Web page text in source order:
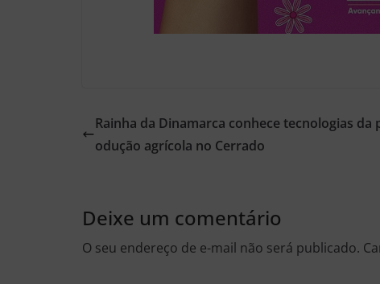
Rainha da Dinamarca conhece tecnologias da
odução agrícola no Cerrado
Deixe um comentário
O seu endereço de e-mail não será publicado.